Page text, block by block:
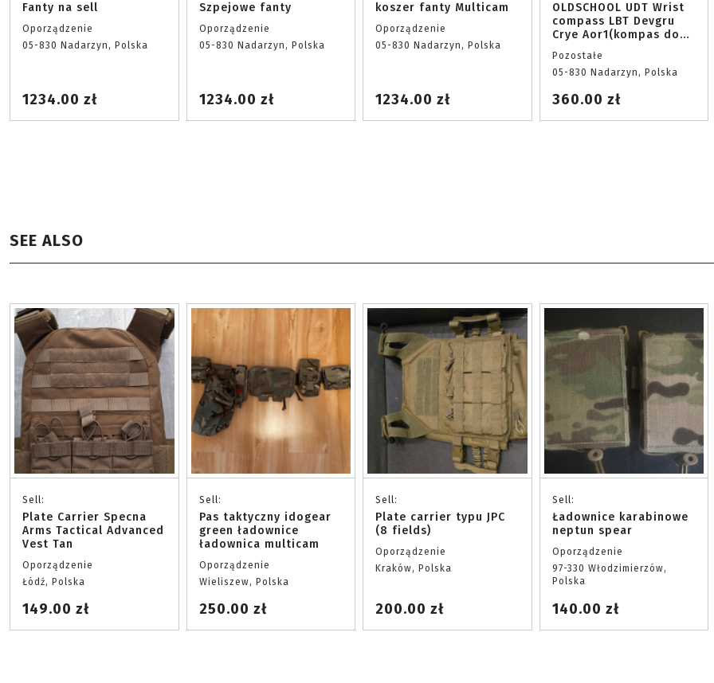
Fanty na sell
Oporządzenie
05-830 Nadarzyn, Polska
1234.00 zł
Szpejowe fanty
Oporządzenie
05-830 Nadarzyn, Polska
1234.00 zł
koszer fanty Multicam
Oporządzenie
05-830 Nadarzyn, Polska
1234.00 zł
OLDSCHOOL UDT Wrist
compass LBT Devgru
Crye Aor1(kompas do
Pozostałe
05-830 Nadarzyn, Polska
360.00 zł
SEE ALSO
Sell:
Plate Carrier Specna
Arms Tactical Advanced
Vest Tan
Oporządzenie
Łódź, Polska
149.00 zł
Sell:
Pas taktyczny idogear
green ładownice
ładownica multicam
Oporządzenie
Wieliszew, Polska
250.00 zł
Sell:
Plate carrier typu JPC
(8 fields)
Oporządzenie
Kraków, Polska
200.00 zł
Sell:
Ładownice karabinowe
neptun spear
Oporządzenie
97-330 Włodzimierzów,
Polska
140.00 zł